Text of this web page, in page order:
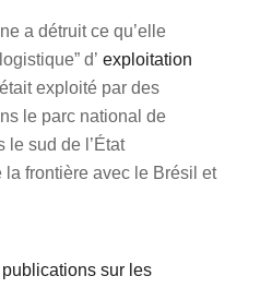
a détruit ce qu’elle
d’ exploitation
exploité par des
le parc national de
le sud de l’État
la frontière avec le Brésil et
publications sur les